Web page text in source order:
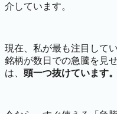
介しています。
現在、私が最も注目して
銘柄が数日での急騰を見
は、 頭一つ抜けています。